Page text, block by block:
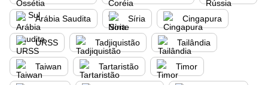
Arábia Saudita Síria Cingapura
URSS Tadjiquistão Tailândia
Taiwan Tartaristão Timor